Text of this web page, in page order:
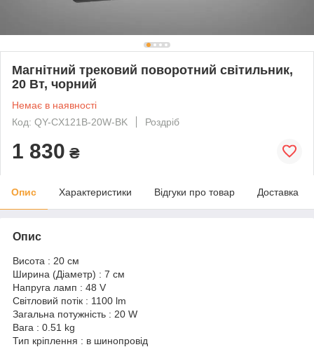
Магнітний трековий поворотний світильник,
20 Вт, чорний
Немає в наявності
Код: QY-CX121B-20W-BK
Роздріб
1 830 ₴
Опис Характеристики Відгуки про товар Доставка
Опис
Висота : 20 см
Ширина (Діаметр) : 7 см
Напруга ламп : 48 V
Світловий потік : 1100 lm
Загальна потужність : 20 W
Вага : 0.51 kg
Тип кріплення : в шинопровід